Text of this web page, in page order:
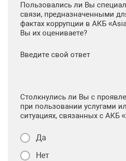
Пользовались ли Вы
связи, предназначенными
фактах коррупции в АКБ
Вы их оцениваете?
Введите свой ответ
Столкнулись ли Вы с
при пользовании услугами
ситуациях, связанных с АКБ
Да
Нет